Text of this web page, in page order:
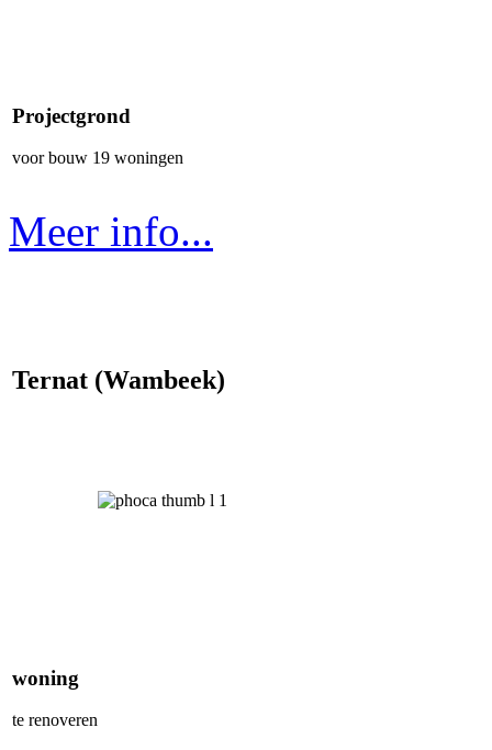
Projectgrond
voor bouw 19 woningen
Meer info...
Ternat (Wambeek)
woning
te renoveren